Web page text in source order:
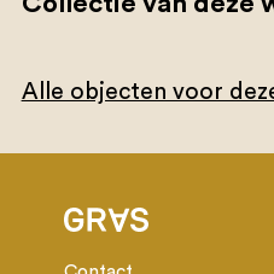
Alle objecten voor